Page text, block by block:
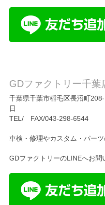
GDファクトリー千葉
千葉県千葉市稲毛区長沼町
日
TEL/ FAX/043-298-6544
車検・修理やカスタム・パー
GDファクトリーのLINEへお問